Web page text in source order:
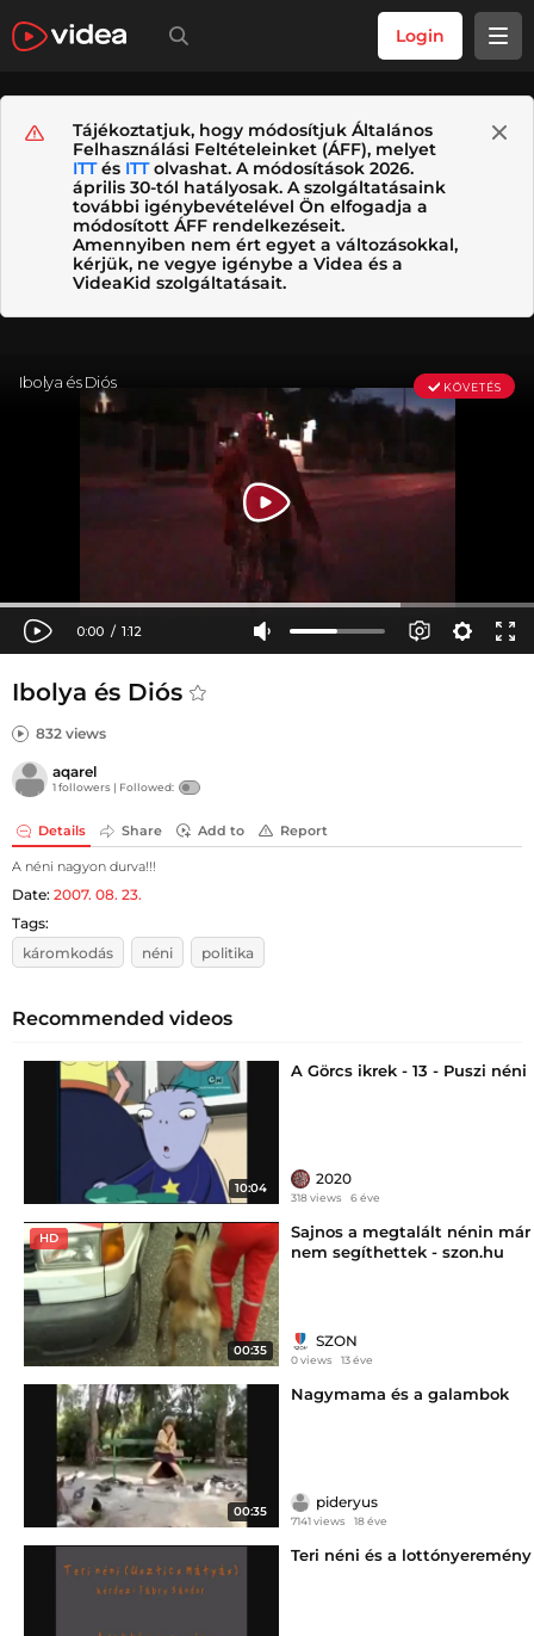
Login
Tájékoztatjuk, hogy módosítjuk Általános
Felhasználási Feltételeinket (ÁFF), melyet
ITTés ITTolvashat. A módosítások 2026.
április 30-tól hatályosak. A szolgáltatásaink
további igénybevételével Ön elfogadja a
módosított ÁFF rendelkezéseit.
Amennyiben nem ért egyet a változásokkal,
kérjük, ne vegye igénybe a Videa és a
VideaKid szolgáltatásait.
Ibolya és Diós
832 views
aqarel
1 followers | Followed:
Details Share Add to Report
A néni nagyon durva!!!
Date: 2007. 08. 23.
Tags:
káromkodás
néni politika
Recommended videos
10:04
A Görcs ikrek - 13 - Puszi néni
2020
318 views 6 éve
HD
00:35
Sajnos a megtalált nénin már
nem segíthettek - szon.hu
SZON
0 views 13 éve
00:35
Nagymama és a galambok
pideryus
7141 views 18 éve
Teri néni és a lottónyeremény